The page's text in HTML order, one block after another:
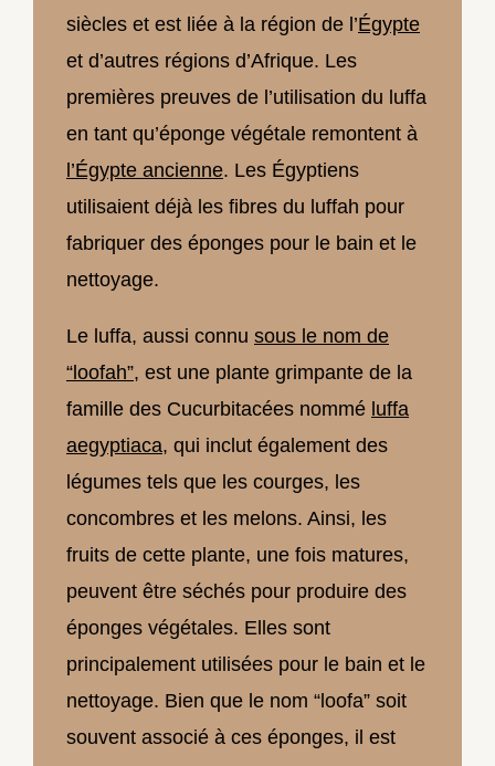
siècles et est liée à la région de l’Égypte
et d’autres régions d’Afrique. Les
premières preuves de l’utilisation du luffa
en tant qu’éponge végétale remontent à
l’Égypte ancienne. Les Égyptiens
utilisaient déjà les fibres du luffah pour
fabriquer des éponges pour le bain et le
nettoyage.
Le luffa, aussi connu sous le nom de
“loofah”, est une plante grimpante de la
famille des Cucurbitacées nommé luffa
aegyptiaca, qui inclut également des
légumes tels que les courges, les
concombres et les melons. Ainsi, les
fruits de cette plante, une fois matures,
peuvent être séchés pour produire des
éponges végétales. Elles sont
principalement utilisées pour le bain et le
nettoyage. Bien que le nom “loofa” soit
souvent associé à ces éponges, il est